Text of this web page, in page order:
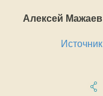
Алексей Мажаев
Источник